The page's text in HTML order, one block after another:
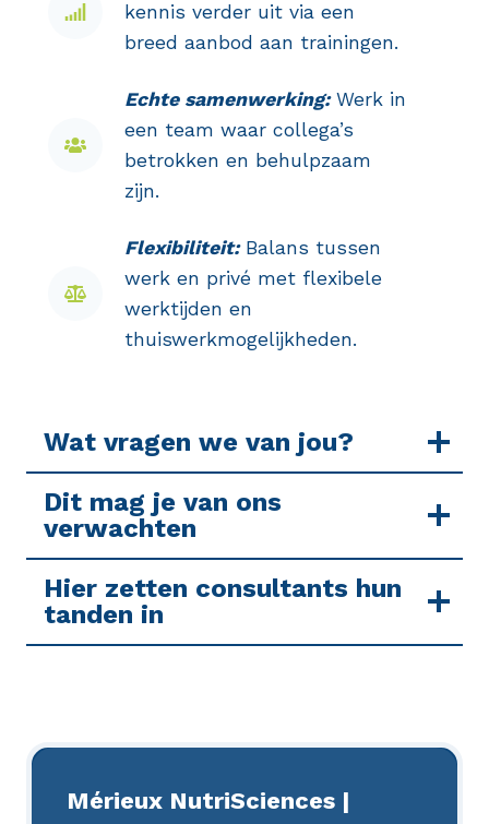
kennis verder uit via een
breed aanbod aan trainingen.
Echte samenwerking:Werk in
een team waar collega’s
betrokken en behulpzaam
zijn.
Flexibiliteit:Balans tussen
werk en privé met flexibele
werktijden en
thuiswerkmogelijkheden.
Wat vragen we van jou?
Dit mag je van ons
verwachten
Hier zetten consultants hun
tanden in
Mérieux NutriSciences |